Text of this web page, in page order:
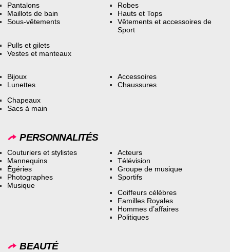
Pantalons
Maillots de bain
Sous-vêtements
Robes
Hauts et Tops
Vêtements et accessoires de
Sport
Pulls et gilets
Vestes et manteaux
Bijoux
Lunettes
Accessoires
Chaussures
Chapeaux
Sacs à main
PERSONNALITÉS
Couturiers et stylistes
Mannequins
Égéries
Photographes
Musique
Acteurs
Télévision
Groupe de musique
Sportifs
Coiffeurs célèbres
Familles Royales
Hommes d’affaires
Politiques
BEAUTÉ